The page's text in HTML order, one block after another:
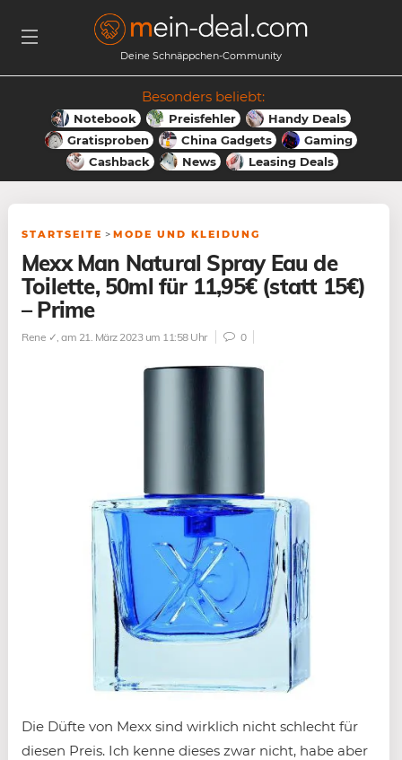
Deine Schnäppchen-Community
Besonders beliebt:
Notebook Preisfehler
Handy Deals
Gratisproben
China Gadgets
Gaming
Cashback
News Leasing Deals
STARTSEITE > MODE UND KLEIDUNG
Mexx Man Natural Spray Eau de
Toilette, 50ml für 11,95€ (statt 15€)
– Prime
Rene ✓, am 21. März 2023 um 11:58 Uhr 0
Die Düfte von Mexx sind wirklich nicht schlecht für
diesen Preis. Ich kenne dieses zwar nicht, habe aber